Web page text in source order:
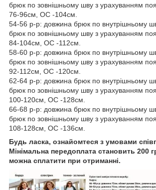
брюк по зовнішньому шву з урахуванням
76-96см, OC -104см.
54-56 р-р: довжина брюк по внутрішньому
брюк по зовнішньому шву з урахуванням
84-104см, OC -112см.
58-60 р-р: довжина брюк по внутрішньому
брюк по зовнішньому шву з урахуванням
92-112см, OC -120см.
62-64 р-р: довжина брюк по внутрішньому
брюк по зовнішньому шву з урахуванням
100-120см, OC -128см.
66-68 р-р: довжина брюк по внутрішньому
брюк по зовнішньому шву з урахуванням
108-128см, OC -136см.
Будь ласка, ознайомтеся з умовами
Мінімальна передоплата становить 200
можна сплатити при отриманні.